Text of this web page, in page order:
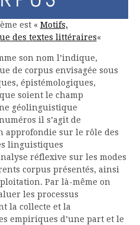
est « Motifs,
des textes littéraires«
son nom l’indique,
de corpus envisagée sous
épistémologiques,
soient le champ
géolinguistique
il s’agit de
approfondie sur le rôle des
linguistiques
réflexive sur les modes
corpus présentés, ainsi
Par là-même on
les processus
la collecte et la
empiriques d’une part et le